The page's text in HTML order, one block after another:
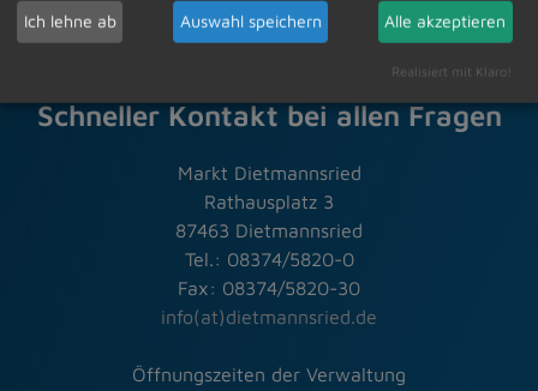
Schneller Kontakt bei allen Fragen
Markt Dietmannsried
Rathausplatz 3
87463 Dietmannsried
Tel.: 08374/5820-0
Fax: 08374/5820-30
info(at)dietmannsried.de
Öffnungszeiten der Verwaltung
Ich lehne ab Auswahl speichern Alle akzeptieren
Realisiert mit Klaro!